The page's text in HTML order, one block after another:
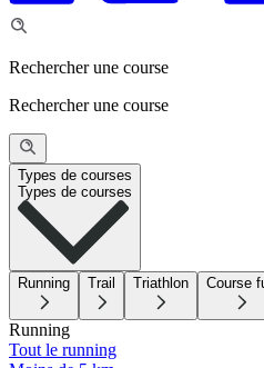
Rechercher une course
Rechercher une course
Types de courses
Types de courses
Running Trail Triathlon Course
Running
Tout le running